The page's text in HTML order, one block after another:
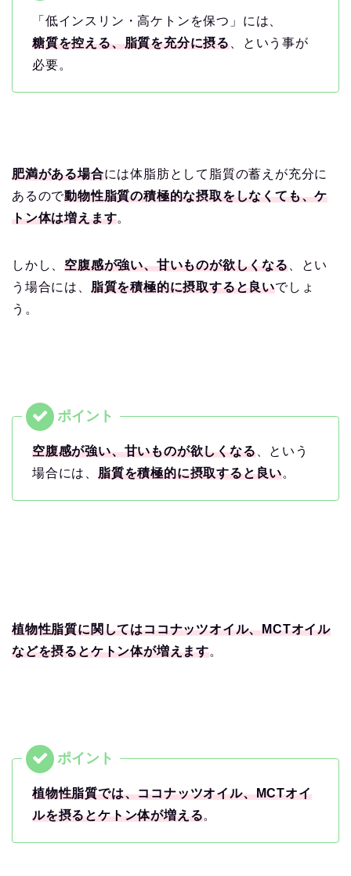
「低インスリン・高ケトンを保つ」には、
糖質を控える、脂質を充分に摂る 、という事が
必要。
肥満がある場合には体脂肪として脂質の蓄えが充分に
あるので動物性脂質の積極的な摂取をしなくても、ケ
トン体は増えます。
しかし、空腹感が強い、甘いものが欲しくなる、とい
う場合には、 脂質を積極的に摂取すると良いでしょ
う。
空腹感が強い、甘いものが欲しくなる、という
場合には、 脂質を積極的に摂取すると良い。
植物性脂質に関してはココナッツオイル、MCTオイル
などを摂るとケトン体が増えます。
植物性脂質では、ココナッツオイル、MCTオイ
ルを摂るとケトン体が増える。